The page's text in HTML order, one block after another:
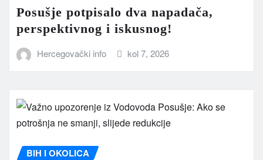
Posušje potpisalo dva napadača,
perspektivnog i iskusnog!
Hercegovački info kol 7, 2026
BIH I OKOLICA